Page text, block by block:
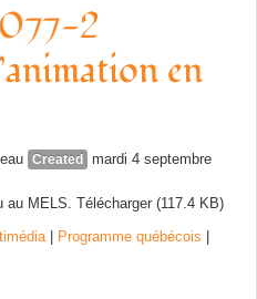
2
en
Created
mardi 4 septembre
au MELS. Télécharger (117.4 KB)
| Programme québécois